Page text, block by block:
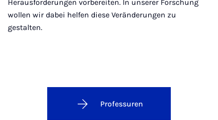
Herausforderungen vorbereiten. In unserer Forschung
wollen wir dabei helfen diese Veränderungen zu
gestalten.
Professuren